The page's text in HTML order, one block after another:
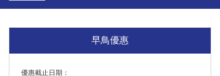
早鳥優惠
優惠截止日期：